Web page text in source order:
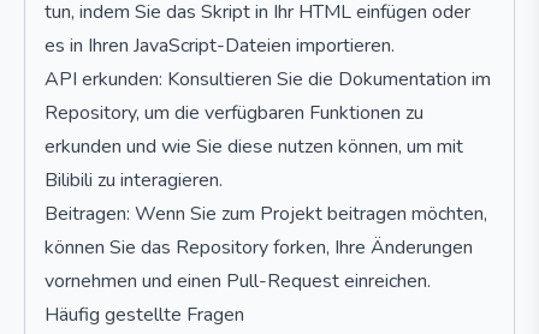
tun, indem Sie das Skript in Ihr HTML einfügen oder
es in Ihren JavaScript-Dateien importieren.
API erkunden: Konsultieren Sie die Dokumentation im
Repository, um die verfügbaren Funktionen zu
erkunden und wie Sie diese nutzen können, um mit
Bilibili zu interagieren.
Beitragen: Wenn Sie zum Projekt beitragen möchten,
können Sie das Repository forken, Ihre Änderungen
vornehmen und einen Pull-Request einreichen.
Häufig gestellte Fragen